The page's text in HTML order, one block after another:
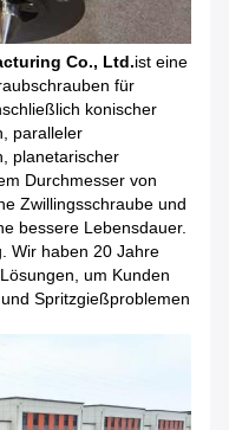
Co., Ltd.ist eine
für
konischer
paralleler
planetarischer
Durchmesser von
Zwillingsschraube und
bessere Lebensdauer.
Wir haben 20 Jahre
um Kunden
Spritzgießproblemen